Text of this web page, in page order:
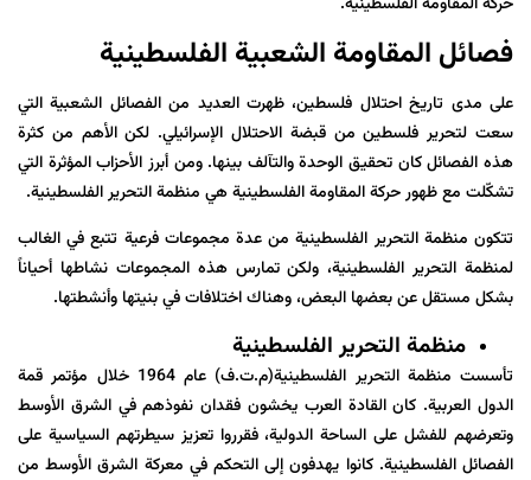
حركة المقاومة الفلسطينية.
فصائل المقاومة الشعبية الفلسطينية
على مدى تاريخ احتلال فلسطين، ظهرت العديد من الفصائل الشعبية التي
سعت لتحرير فلسطين من قبضة الاحتلال الإسرائيلي. لكن الأهم من كثرة
هذه الفصائل كان تحقيق الوحدة والتآلف بينها. ومن أبرز الأحزاب المؤثرة التي
تشكّلت مع ظهور حركة المقاومة الفلسطينية هي منظمة التحرير الفلسطينية.
تتكون منظمة التحرير الفلسطينية من عدة مجموعات فرعية تتبع في الغالب
لمنظمة التحرير الفلسطينية، ولكن تمارس هذه المجموعات نشاطها أحياناً
بشكل مستقل عن بعضها البعض، وهناك اختلافات في بنيتها وأنشطتها.
منظمة التحرير الفلسطينية
تأسست منظمة التحرير الفلسطينية(م.ت.ف)
عام 1964 خلال مؤتمر قمة
الدول العربية. كان القادة العرب يخشون فقدان نفوذهم في الشرق الأوسط
وتعرضهم للفشل على الساحة الدولية، فقرروا تعزيز سيطرتهم السياسية على
الفصائل الفلسطينية. كانوا يهدفون إلى التحكم في معركة الشرق الأوسط من